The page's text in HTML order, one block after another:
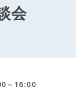
会
～16:00